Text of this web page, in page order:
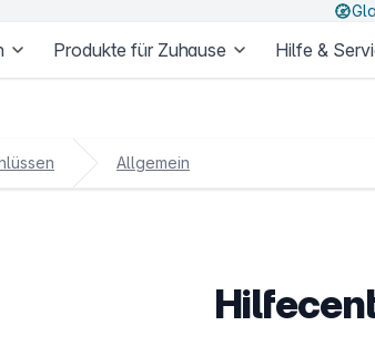
Produkte für Zuhause Hilfe &
Allgemein